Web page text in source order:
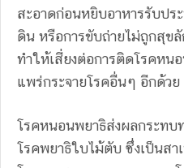
สะอาดก่อนหยิบอาหารรับปร
ดิน หรือการขับถ่ายไม่ถูกสุข
ทำให้เสี่ยงต่อการติดโรคหน
แพร่กระจายโรคอื่นๆ อีกด้วย
โรคหนอนพยาธิส่งผลกระทบ
โรคพยาธิใบไม้ตับ ซึ่งเป็นสา